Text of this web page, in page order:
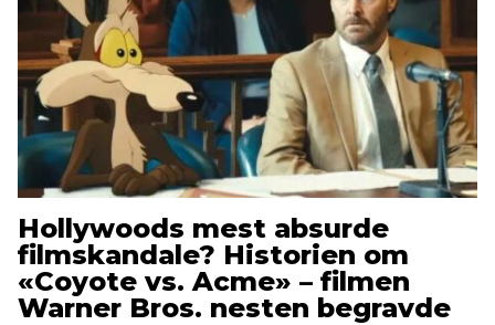
Hollywoods mest absurde
filmskandale? Historien om
«Coyote vs. Acme» – filmen
Warner Bros. nesten begravde